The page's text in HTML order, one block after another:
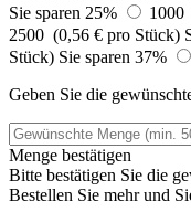
Sie sparen 25%
1000
2500 (0,56 € pro Stück)
Stück) Sie sparen 37%
Geben Sie die
Menge bestätigen
Bitte bestätigen Sie die
Bestellen Sie mehr und